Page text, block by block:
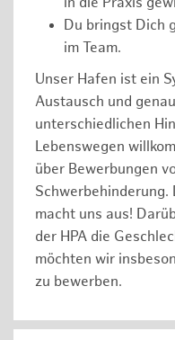
Du bringst Dich
im Team.
Unser Hafen ist ein
Austausch und
unterschiedlichen
Lebenswegen
über Bewerbungen
macht uns aus!
der HPA die
möchten wir
zu bewerben.